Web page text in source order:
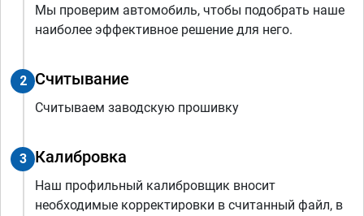
Мы проверим автомобиль, чтобы подобрать наше
наиболее эффективное решение для него.
2 Считывание
Считываем заводскую прошивку
3 Калибровка
Наш профильный калибровщик вносит
необходимые корректировки в считанный файл, в